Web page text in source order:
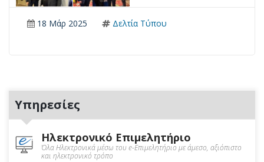
18 Μάρ 2025 Δελτία Τύπου
Υπηρεσίες
Ηλεκτρονικό Επιμελητήριο
Όλα Ηλεκτρονικά μέσω του e-Επιμελητήριο με άμεσο, αξιόπιστο
και ηλεκτρονικό τρόπο